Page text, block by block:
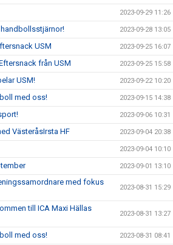
2023-09-29 11:26
2023-09-28 13:05
USM 2023-09-25 16:07
från USM 2023-09-25 15:58
USM! 2023-09-22 10:20
med oss! 2023-09-15 14:38
2023-09-06 10:31
VästeråsIrsta HF 2023-09-04 20:38
2023-09-04 10:10
2023-09-01 13:10
med fokus
2023-08-31 15:29
till ICA Maxi Hällas
2023-08-31 13:27
med oss! 2023-08-31 08:41